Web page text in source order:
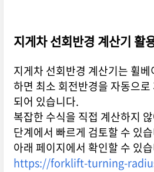
지게차 선회반경 계산기 활
지게차 선회반경 계산기는 휠
하면 최소 회전반경을 자동으
되어 있습니다.
복잡한 수식을 직접 계산하지
단계에서 빠르게 검토할 수 있
아래 페이지에서 확인할 수 있
https://forklift-turning-